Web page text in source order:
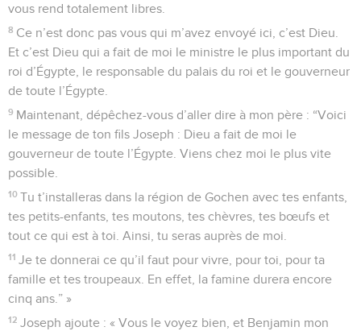
vous rend totalement libres.
8 Ce n’est donc pas vous qui m’avez envoyé ici, c’est Dieu.
Et c’est Dieu qui a fait de moi le ministre le plus important du
roi d’Égypte, le responsable du palais du roi et le gouverneur
de toute l’Égypte.
9 Maintenant, dépêchez-vous d’aller dire à mon père : “Voici
le message de ton fils Joseph : Dieu a fait de moi le
gouverneur de toute l’Égypte. Viens chez moi le plus vite
possible.
10 Tu t’installeras dans la région de Gochen avec tes enfants,
tes petits-enfants, tes moutons, tes chèvres, tes bœufs et
tout ce qui est à toi. Ainsi, tu seras auprès de moi.
11 Je te donnerai ce qu’il faut pour vivre, pour toi, pour ta
famille et tes troupeaux. En effet, la famine durera encore
cinq ans.” »
12 Joseph ajoute : « Vous le voyez bien, et Benjamin mon